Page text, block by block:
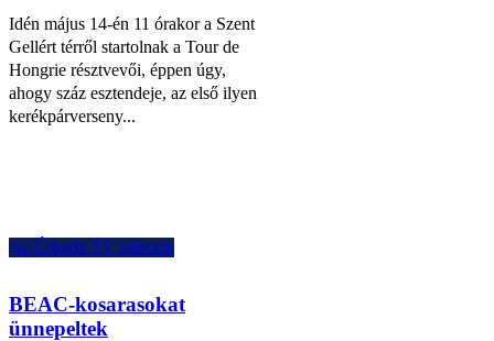
Idén május 14-én 11 órakor a Szent
Gellért térről startolnak a Tour de
Hongrie résztvevői, éppen úgy,
ahogy száz esztendeje, az első ilyen
kerékpárverseny...
Az Újbuda TV műsorai
BEAC-kosarasokat
ünnepeltek